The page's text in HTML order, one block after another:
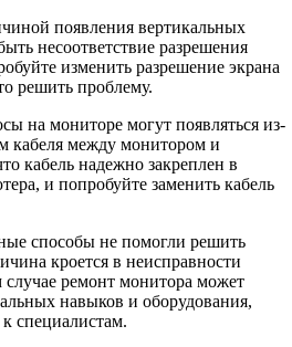
появления вертикальных
несоответствие разрешения
изменить разрешение экрана
решить проблему.
на мониторе могут появляться из-
кабеля между монитором и
кабель надежно закреплен в
и попробуйте заменить кабель
способы не помогли решить
кроется в неисправности
ремонт монитора может
навыков и оборудования,
специалистам.